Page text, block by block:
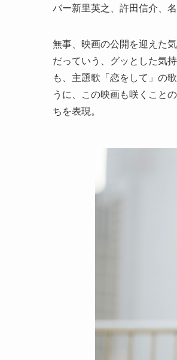
バー新里英之、許田信介、
無事、映画の公開を迎えた
だっていう、グッとした気
も、主題歌「恋をして」の
うに、この映画も咲くこと
ちを表現。